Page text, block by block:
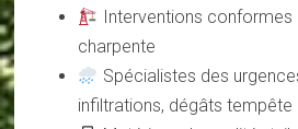
Interventions conformes
charpente
Spécialistes des
infiltrations, dégâts tempête